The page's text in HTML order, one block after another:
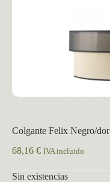
Colgante Felix Negro/
68,16 € IVA incluido
Sin existencias